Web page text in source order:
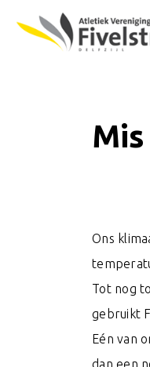
Ons
Tot nog
gebruikt
Eén van
dan een